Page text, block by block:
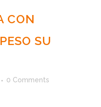
CON
SU
0 Comments